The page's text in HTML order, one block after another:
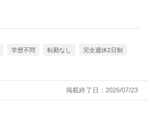
学歴不問 転勤なし 完全週休2日制
掲載終了日：2026/07/23